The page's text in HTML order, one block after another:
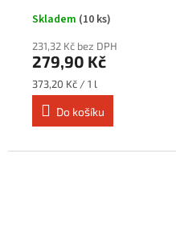
"Terre Vecchi 0,75 l
Skladem (10 ks)
231,32 Kč bez DPH
279,90 Kč
Měrná
cena:
373,20 Kč / 1 l
Do košíku